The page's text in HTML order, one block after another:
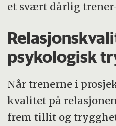
et svært dårlig
psykologisk
Når trenerne i
kvalitet på
frem tillit og